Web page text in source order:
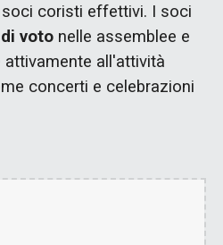
coristi effettivi. I soci
voto nelle assemblee e
all'attività
concerti e celebrazioni